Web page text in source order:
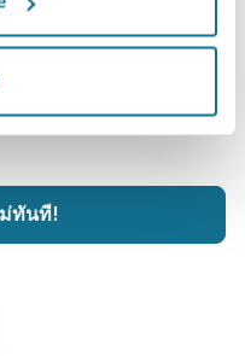
Machadoจะให้
กที่บ้านด้วยบัญชี
เพื่อน หรือคนอื่นช่วยออก
ทันที!